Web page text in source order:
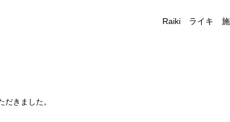
Raiki ライキ 施
だきました。